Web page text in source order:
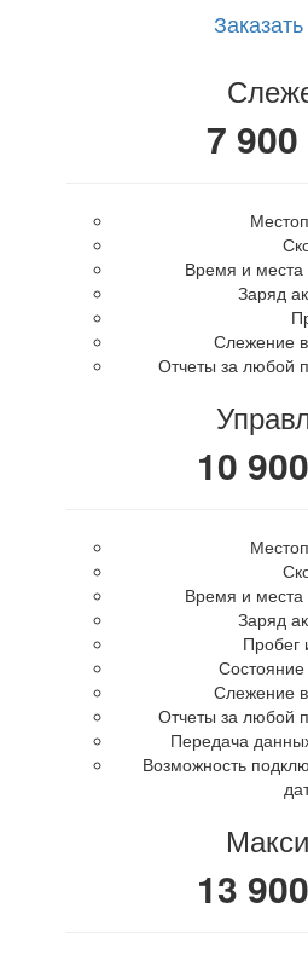
7
Время и места
Заряд
Слежение
Отчеты за любой
10
Время и места
Заряд
Пробег
Слежение
Отчеты за любой
Передача
Возможность
13